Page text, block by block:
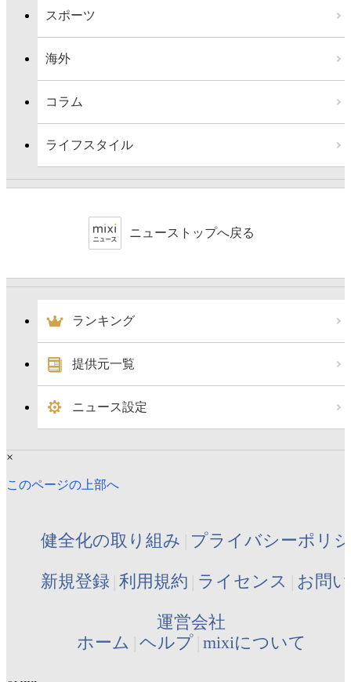
スポーツ
海外
コラム
ライフスタイル
ニューストップへ戻る
ランキング
提供元一覧
ニュース設定
×
このページの上部へ
健全化の取り組み プライバシーポリ
新規登録 利用規約 ライセンス お問
運営会社
ホーム ヘルプ mixiについて